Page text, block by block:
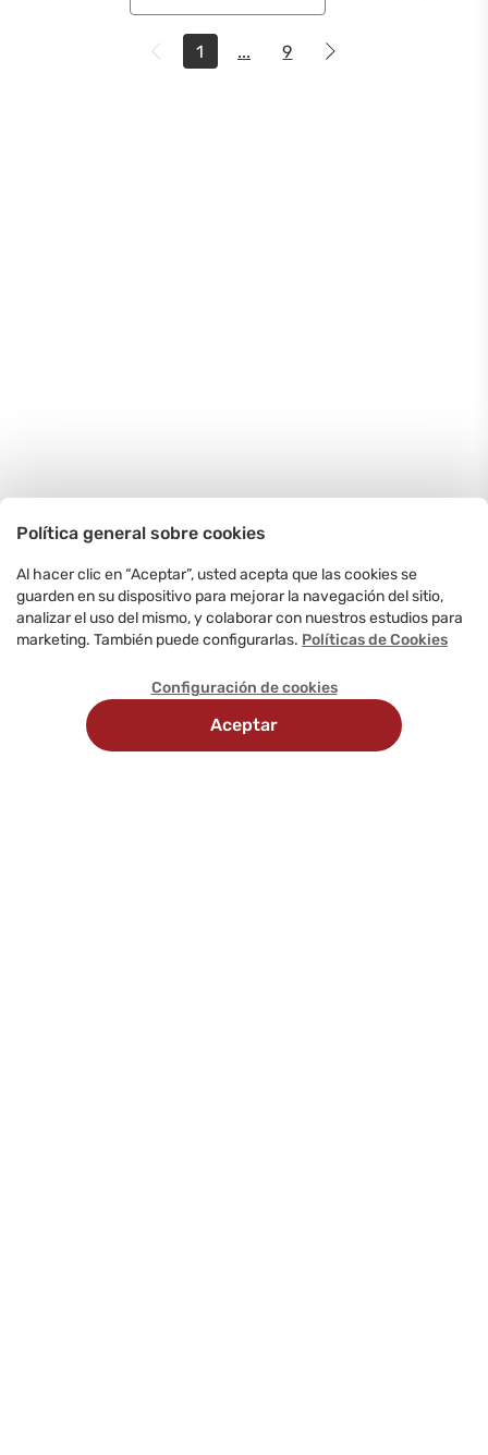
1 ... 9
Política general sobre cookies
Al hacer clic en “Aceptar”, usted acepta que las cookies se
guarden en su dispositivo para mejorar la navegación del sitio,
analizar el uso del mismo, y colaborar con nuestros estudios para
marketing. También puede configurarlas. Políticas de Cookies
Configuración de cookies
Aceptar